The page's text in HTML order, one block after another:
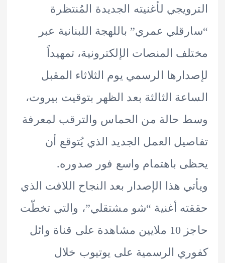
لأغنيته الجديدة المُنتظرة
عمري” باللهجة اللبنانية عبر
المنصات الإلكترونية، تمهيداً
الرسمي يوم الثلاثاء المقبل
الثالثة بعد الظهر بتوقيت بيروت،
حالة من الحماس والترقب لمعرفة
العمل الجديد الذي يُتوقع أن
باهتمام واسع فور صدوره.
هذا الإصدار بعد النجاح اللافت الذي
أغنية “شو مشتقلي”، والتي تخطّت
حاجز 10 ملايين مشاهدة على قناة وائل
الرسمية على يوتيوب خلال